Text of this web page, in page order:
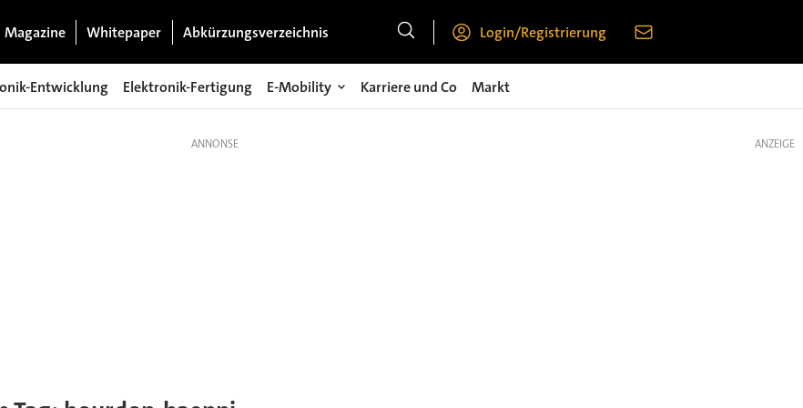
Magazine Whitepaper Abkürzungsverzeichnis Login/Registrierung
Entwicklung Elektronik-Fertigung E-Mobility Karriere und Co Markt
ANZEIGE